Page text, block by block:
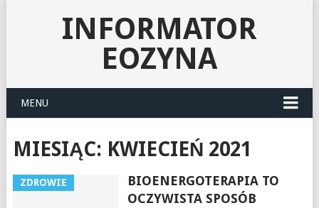
INFORMATOR
EOZYNA
MENU
MIESIĄC: KWIECIEŃ 2021
ZDROWIE
BIOENERGOTERAPIA TO
OCZYWISTA SPOSÓB